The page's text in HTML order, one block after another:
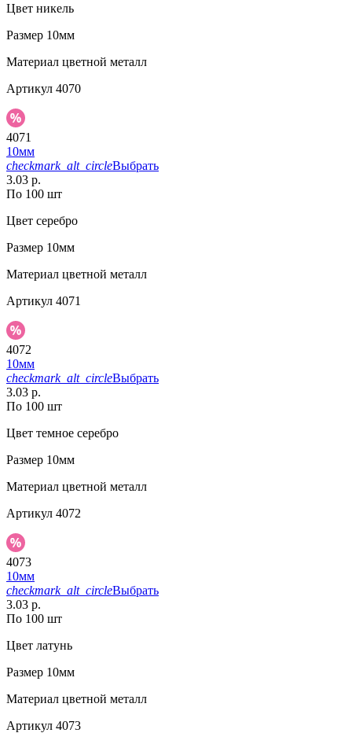
Цвет никель
Размер 10мм
Материал цветной металл
Артикул 4070
4071
10мм
checkmark_alt_circleВыбрать
3.03 р.
По 100 шт
Цвет серебро
Размер 10мм
Материал цветной металл
Артикул 4071
4072
10мм
checkmark_alt_circleВыбрать
3.03 р.
По 100 шт
Цвет темное серебро
Размер 10мм
Материал цветной металл
Артикул 4072
4073
10мм
checkmark_alt_circleВыбрать
3.03 р.
По 100 шт
Цвет латунь
Размер 10мм
Материал цветной металл
Артикул 4073